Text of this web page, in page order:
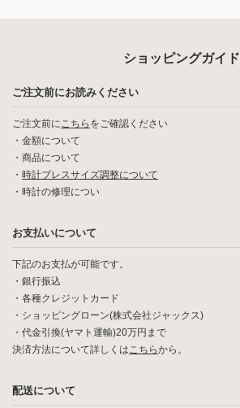
ショッピングガイド
ご注文前にお読みください
ご注文前にこちら をご確認ください
・ 金額について
・ 商品について
・ 時計ブレスサイズ調整について
・ 時計の修理につい
お支払いについて
下記のお支払が可能です。
・銀行振込
・各種クレジットカード
・ショッピングローン(株式会社ジャックス)
・代金引換(ヤマト運輸)20万円まで
決済方法について詳しくはこちらから。
配送について